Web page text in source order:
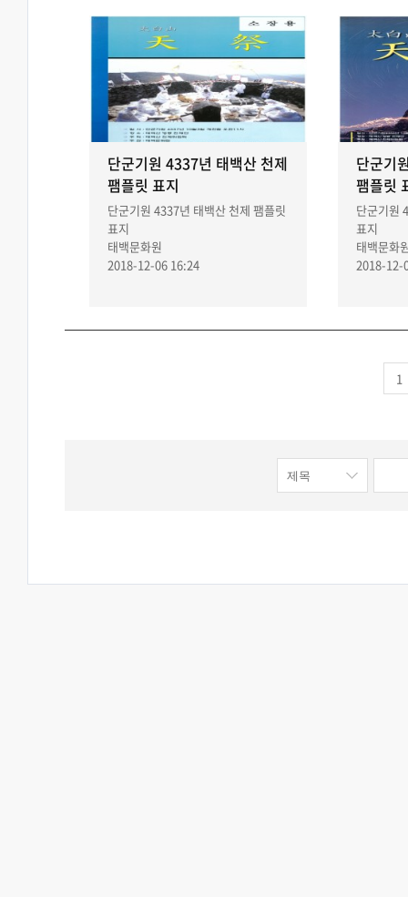
단군기원 4337년 태백산 천제
팸플릿 표지
단군기원 4337년 태백산 천제 팸플릿
표지
태백문화원
2018-12-06 16:24
단군기
팸플릿
단군기원
표지
태백문화
2018-12-
1